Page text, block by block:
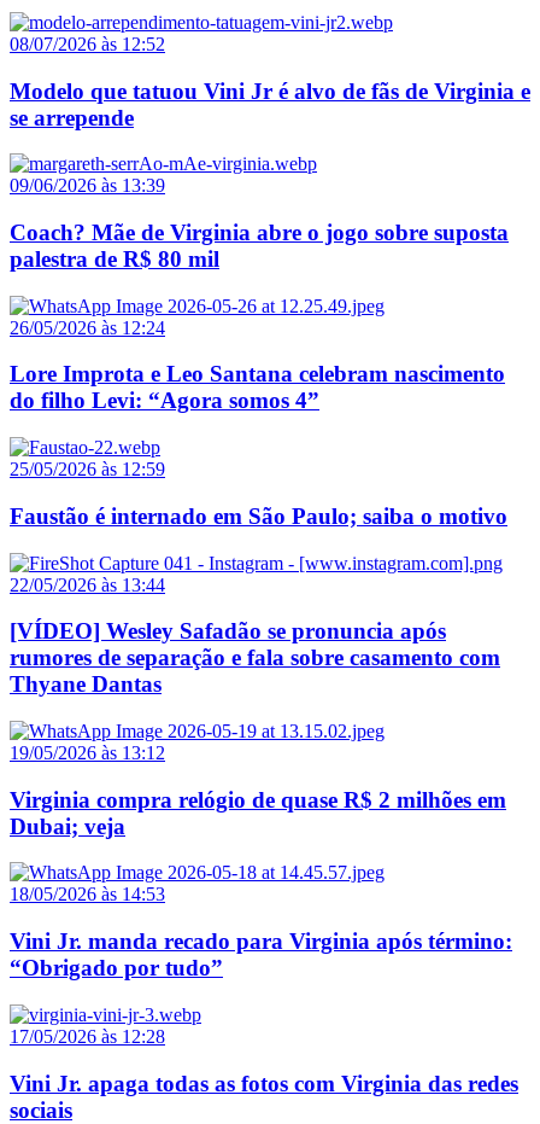
08/07/2026 às 12:52
Modelo que tatuou Vini Jr é alvo de fãs de Virginia e
se arrepende
09/06/2026 às 13:39
Coach? Mãe de Virginia abre o jogo sobre suposta
palestra de R$ 80 mil
26/05/2026 às 12:24
Lore Improta e Leo Santana celebram nascimento
do filho Levi: “Agora somos 4”
25/05/2026 às 12:59
Faustão é internado em São Paulo; saiba o motivo
22/05/2026 às 13:44
[VÍDEO] Wesley Safadão se pronuncia após
rumores de separação e fala sobre casamento com
Thyane Dantas
19/05/2026 às 13:12
Virginia compra relógio de quase R$ 2 milhões em
Dubai; veja
18/05/2026 às 14:53
Vini Jr. manda recado para Virginia após término:
“Obrigado por tudo”
17/05/2026 às 12:28
Vini Jr. apaga todas as fotos com Virginia das redes
sociais